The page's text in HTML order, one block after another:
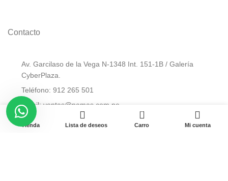
Contacto
Av. Garcilaso de la Vega N-1348 Int. 151-1B / Galería
CyberPlaza.
Teléfono: 912 265 501
Email: ventas@pamas.com.pe
Tienda Lista de deseos
0
Carro Mi cuenta